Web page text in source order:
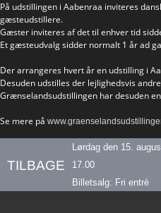
På udstillingen i Aabenraa inviteres
gæsteudstillere.
Gæster inviteres af det til enhver tid
Et gæsteudvalg sidder normalt 1 år ad
Der arrangeres hvert år en udstilling i
Desuden udstilles der lejlighedsvis
Grænselandsudstillingen har desuden
Se mere på
TILBAGE
Lørdag den 15.
17.00
Billetsalg: Fri entrè